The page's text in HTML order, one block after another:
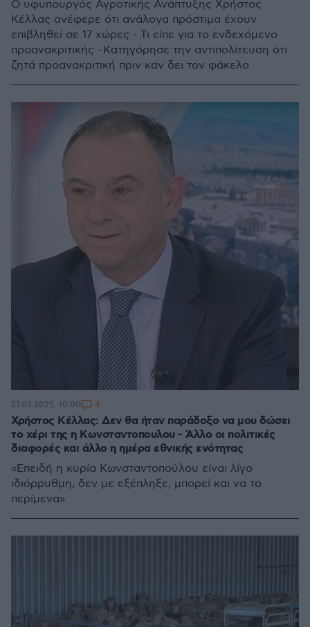
Ο υφυπουργός Αγροτικής Ανάπτυξης Χρήστος
Κέλλας ανέφερε ότι ανάλογα πρόστιμα έχουν
επιβληθεί σε 17 χώρες - Τι είπε για το ενδεχόμενο
προανακριτικής - Κατηγόρησε την αντιπολίτευση ότι
ζητά προανακριτική πριν καν δει τον φάκελο
Χρήστος Κέλλας: Δεν θα ήταν παράδοξο να μου δώσει
το χέρι της η Κωνσταντοπουλου - Άλλο οι πολιτικές
διαφορές και άλλο η ημέρα εθνικής ενότητας
«Επειδή η κυρία Κωνσταντοπούλου είναι λίγο
ιδιόρρυθμη, δεν με εξέπληξε, μπορεί και να το
περίμενα»
27.03.2025, 10:00 4